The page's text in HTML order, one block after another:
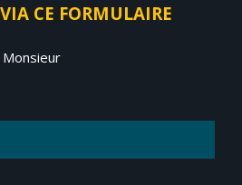
CE FORMULAIRE
Monsieur